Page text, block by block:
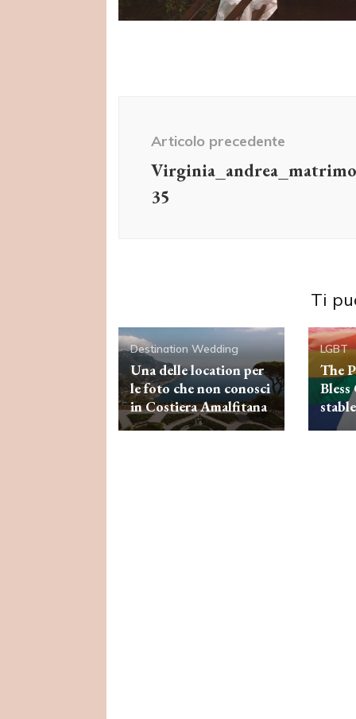
articolo
Articolo precedente
35
Ti
Destination Wedding
Una delle location per
le foto che non conosci
in Costiera Amalfitana
LGBT
The
Bless
stable